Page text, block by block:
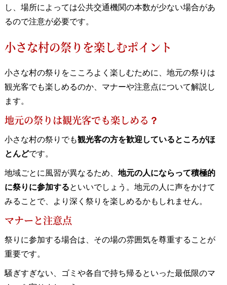
し、場所によっては公共交通機関の本数が少ない場合があ
るので注意が必要です。
小さな村の祭りを楽しむポイント
小さな村の祭りをこころよく楽しむために、地元の祭りは
観光客でも楽しめるのか、マナーや注意点について解説し
ます。
地元の祭りは観光客でも楽しめる？
小さな村の祭りでも観光客の方を歓迎しているところがほ
とんどです。
地域ごとに風習が異なるため、 地元の人にならって積極的
に祭りに参加するといいでしょう。地元の人に声をかけて
みることで、より深く祭りを楽しめるかもしれません。
マナーと注意点
祭りに参加する場合は、その場の雰囲気を尊重することが
重要です。
騒ぎすぎない、ゴミや各自で持ち帰るといった最低限のマ